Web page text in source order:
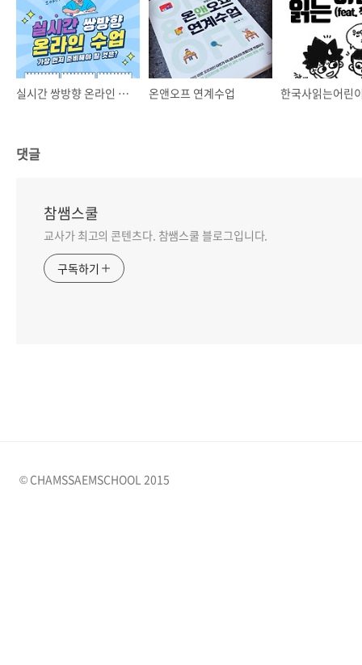
실시간 쌍방향 온라인 수업 안내 카드뉴스(줌) 온앤오프 연계수업
댓글
참쌤스쿨
교사가 최고의 콘텐츠다. 참쌤스쿨 블로그입니다.
구독하기
© CHAMSSAEMSCHOOL 2015